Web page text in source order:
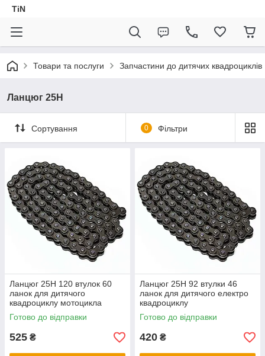
TiN
Товари та послуги Запчастини до дитячих квадроциклів
Ланцюг 25H
Сортування 0 Фільтри
Ланцюг 25H 120 втулок 60
ланок для дитячого
квадроциклу мотоцикла
Готово до відправки
525 ₴
Ланцюг 25H 92 втулки 46
ланок для дитячого електро
квадроциклу
Готово до відправки
420 ₴